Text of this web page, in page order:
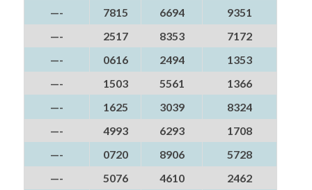
—-
7815 6694
9351
—-
2517 8353
7172
—-
0616 2494
1353
—-
1503 5561
1366
—-
1625 3039
8324
—-
4993 6293
1708
—-
0720 8906
5728
—-
5076 4610
2462